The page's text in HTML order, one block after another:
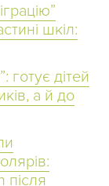
шкіл:
готує дітей
а й до
після